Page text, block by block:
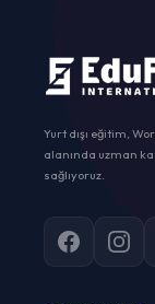
Yurt dışı eğitim,
alanında uzman
sağlıyoruz.